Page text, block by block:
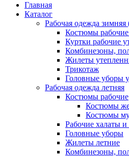
Главная
Каталог
Рабочая одежда зимняя
Костюмы
Куртки рабочие
Комбинезоны,
Жилеты
Трикотаж
Головные уборы
Рабочая одежда летняя
Костюмы рабочие
Костюмы
Костюмы
Рабочие халаты и
Головные уборы
Жилеты летние
Комбинезоны,